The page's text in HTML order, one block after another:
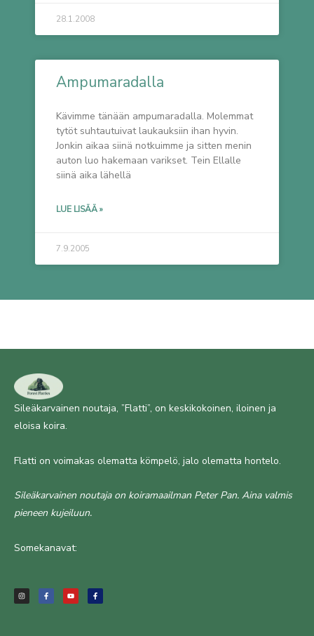
28.1.2008
Ampumaradalla
Kävimme tänään ampumaradalla. Molemmat
tytöt suhtautuivat laukauksiin ihan hyvin.
Jonkin aikaa siinä notkuimme ja sitten menin
auton luo hakemaan varikset. Tein Ellalle
siinä aika lähellä
LUE LISÄÄ »
7.9.2005
Sileäkarvainen noutaja, ”Flatti”, on keskikokoinen, iloinen ja
eloisa koira.
Flatti on voimakas olematta kömpelö, jalo olematta hontelo.
Sileäkarvainen noutaja on koiramaailman Peter Pan. Aina valmis
pieneen kujeiluun.
Somekanavat:
s
t
a
c
e
b
u
t
u
c
e
b